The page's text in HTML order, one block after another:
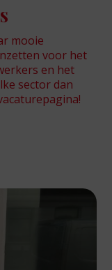
mooie
voor het
en het
sector dan